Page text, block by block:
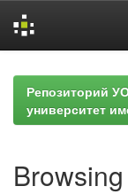
navigationРепозиторий
университет